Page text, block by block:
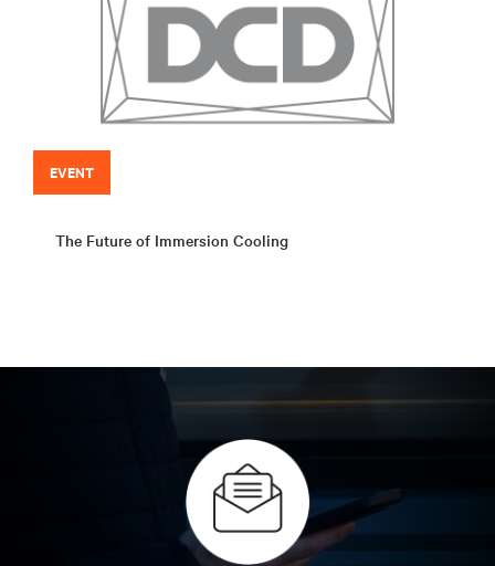
EVENT
The Future of Immersion Cooling